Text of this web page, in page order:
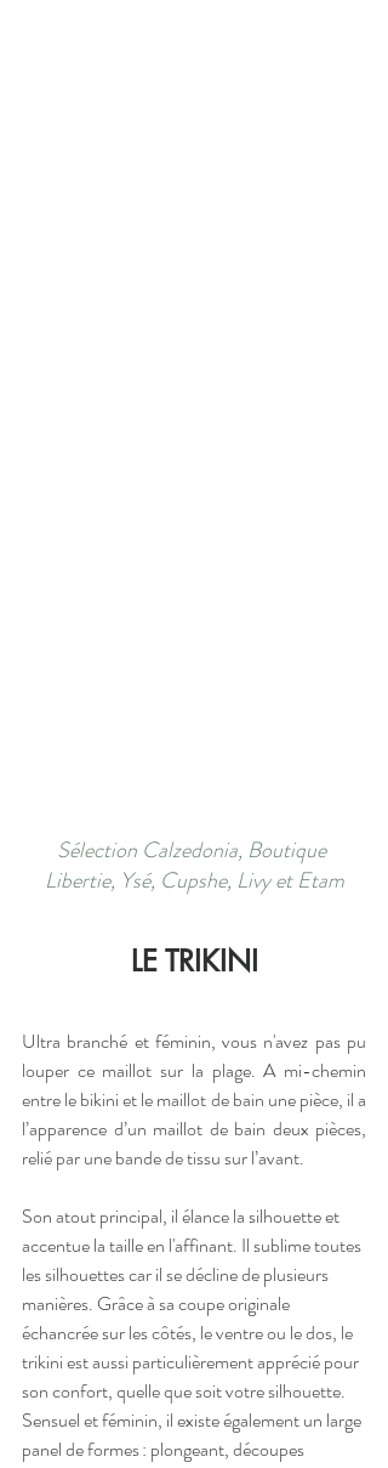
Sélection Calzedonia, Boutique
Libertie, Ysé, Cupshe, Livy et Etam
LE TRIKINI
Ultra branché et féminin, vous n'avez pas pu
louper ce maillot sur la plage. A mi-chemin
entre le bikini et le maillot de bain une pièce, il a
l’apparence d’un maillot de bain deux pièces,
relié par une bande de tissu sur l’avant.
Son atout principal, il élance la silhouette et
accentue la taille en l'affinant. Il sublime toutes
les silhouettes car il se décline de plusieurs
manières. Grâce à sa coupe originale
échancrée sur les côtés, le ventre ou le dos, le
trikini est aussi particulièrement apprécié pour
son confort, quelle que soit votre silhouette.
Sensuel et féminin, il existe également un large
panel de formes : plongeant, découpes